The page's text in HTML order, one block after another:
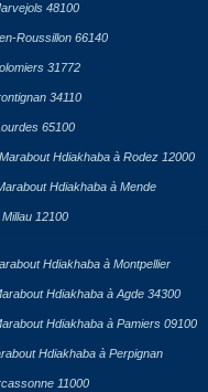
48100
Roussillon 66140
31772
34110
65100
Marabout Hdiakhaba à Rodez 12000
Hdiakhaba à Mende
12100
Hdiakhaba à Montpellier
Hdiakhaba à Agde 34300
Hdiakhaba à Pamiers 09100
Hdiakhaba à Perpignan
11000